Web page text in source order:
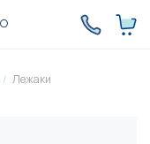
Лежаки